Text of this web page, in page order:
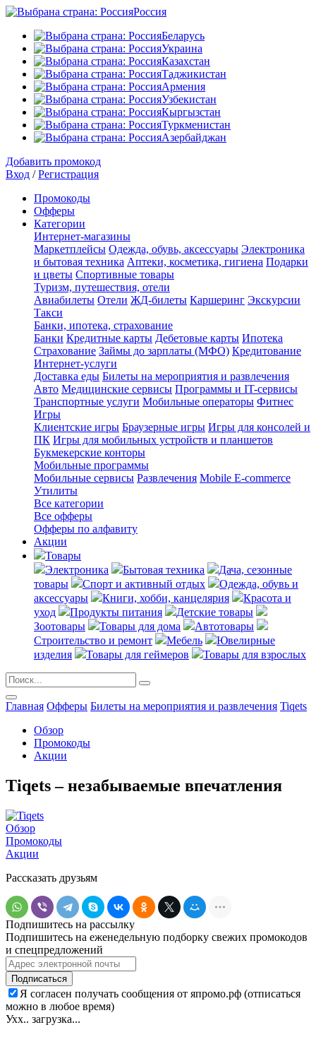
Россия
Беларусь
Украина
Казахстан
Таджикистан
Армения
Узбекистан
Кыргызстан
Туркменистан
Азербайджан
Добавить промокод
Вход /Регистрация
Промокоды
Офферы
Категории
Интернет-магазины
Маркетплейсы Одежда, обувь, аксессуары Электроника
и бытовая техника Аптеки, косметика, гигиена Подарки
и цветы Спортивные товары
Туризм, путешествия, отели
Авиабилеты Отели ЖД-билеты Каршеринг Экскурсии
Такси
Банки, ипотека, страхование
Банки Кредитные карты Дебетовые карты Ипотека
Страхование Займы до зарплаты (МФО) Кредитование
Интернет-услуги
Доставка еды Билеты на мероприятия и развлечения
Авто Медицинские сервисы Программы и IT-сервисы
Транспортные услуги Мобильные операторы Фитнес
Игры
Клиентские игры Браузерные игры Игры для консолей и
ПК Игры для мобильных устройств и планшетов
Букмекерские конторы
Мобильные программы
Мобильные сервисы Развлечения Mobile E-commerce
Утилиты
Все категории
Все офферы
Офферы по алфавиту
Акции
Товары
Электроника
Бытовая техника
Дача, сезонные
товары
Спорт и активный отдых
Одежда, обувь и
аксессуары
Книги, хобби, канцелярия
Красота и
уход
Продукты питания
Детские товары
Зоотовары
Товары для дома
Автотовары
Строительство и ремонт
Мебель
Ювелирные
изделия
Товары для геймеров Товары для взрослых
Главная Офферы Билеты на мероприятия и развлечения Tiqets
Обзор
Промокоды
Акции
Tiqets – незабываемые впечатления
Обзор
Промокоды
Акции
Рассказать друзьям
Подпишитесь на рассылку
Подпишитесь на еженедельную подборку свежих промокодов
и спецпредложений
Подписаться
Я согласен получать сообщения от япромо.рф (отписаться
можно в любое время)
Ухх.. загрузка...